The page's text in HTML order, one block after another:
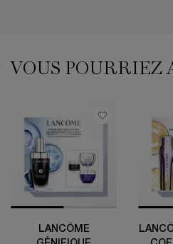
VOUS POURRIEZ AIMER
VOUS POURRIEZ
LANCÔME